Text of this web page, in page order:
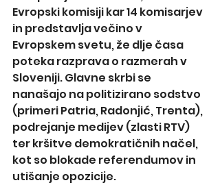
Evropski komisiji kar 14 komisarjev
in predstavlja večino v
Evropskem svetu, že dlje časa
poteka razprava o razmerah v
Sloveniji. Glavne skrbi se
nanašajo na politizirano sodstvo
(primeri Patria, Radonjić, Trenta),
podrejanje medijev (zlasti RTV)
ter kršitve demokratičnih načel,
kot so blokade referendumov in
utišanje opozicije.